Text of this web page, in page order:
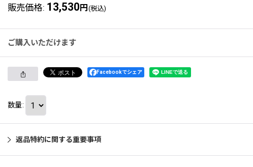
販売価格: 13,530 円 (税込)
ご購入いただけます
Facebookでシェア
数量:
返品特約に関する重要事項